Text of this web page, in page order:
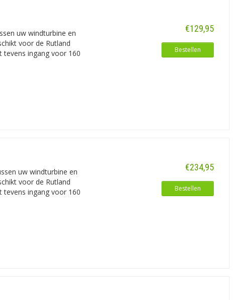
maatwerk. Hierbij kunnen we prima met
uw windturbine en
voor de Rutland
tevens ingang voor 160
€129,95
Bestellen
uw windturbine en
voor de Rutland
tevens ingang voor 160
€234,95
Bestellen